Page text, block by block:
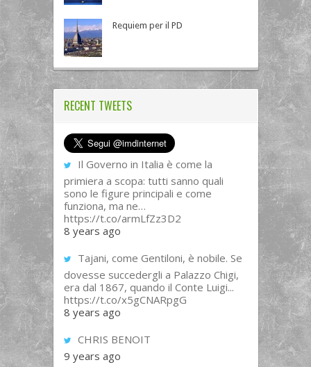
Requiem per il PD
RECENT TWEETS
Il Governo in Italia è come la
primiera a scopa: tutti sanno quali
sono le figure principali e come
funziona, ma ne…
https://t.co/armLfZz3D2
8 years ago
Tajani, come Gentiloni, è nobile. Se
dovesse succedergli a Palazzo Chigi,
era dal 1867, quando il Conte Luigi...
https://t.co/x5gCNARpgG
8 years ago
CHRIS BENOIT
9 years ago